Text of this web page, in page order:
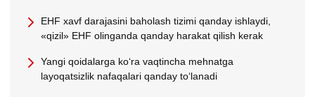
EHF хavf darajasini baholash tizimi qanday ishlaydi,
«qizil» EHF olinganda qanday harakat qilish kerak
Yangi qoidalarga koʻra vaqtincha mehnatga
layoqatsizlik nafaqalari qanday toʻlanadi